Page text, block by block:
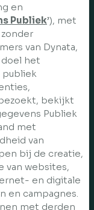
en
Publiek’), met
van Dynata,
het
publiek
bekijkt
Publiek
met
van
bij de creatie,
van websites,
en digitale
en campagnes.
met derden